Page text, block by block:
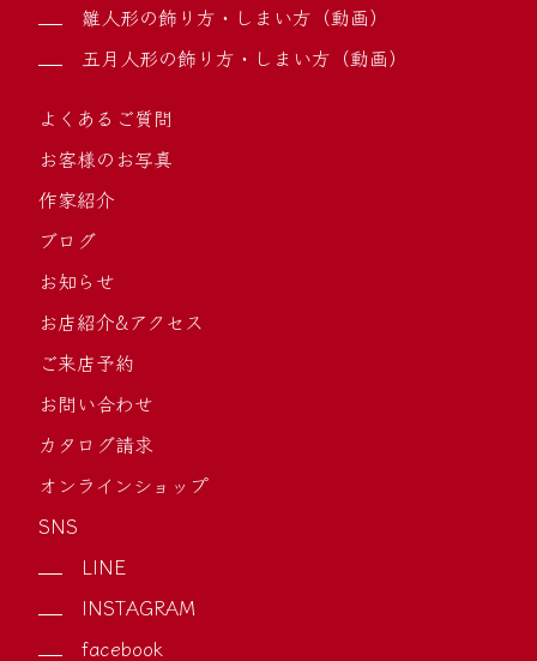
雛人形の飾り方・しまい方（動画）
五月人形の飾り方・しまい方（動画）
よくあるご質問
お客様のお写真
作家紹介
ブログ
お知らせ
お店紹介&アクセス
ご来店予約
お問い合わせ
カタログ請求
オンラインショップ
SNS
LINE
INSTAGRAM
facebook